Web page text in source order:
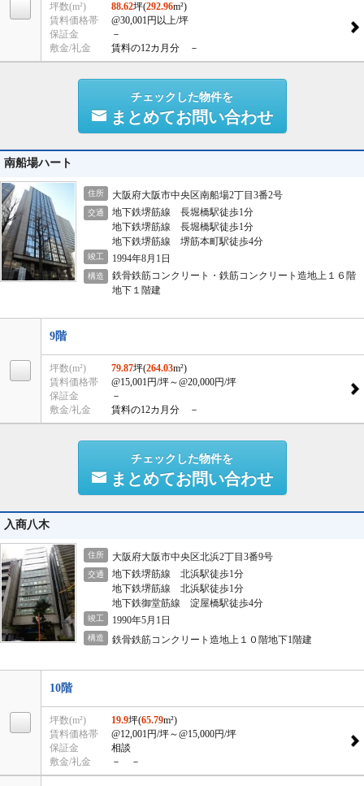
坪数(m²) 88.62坪(292.96m²)
賃料価格帯
@30,001円以上/坪
保証金
－
敷金/礼金
賃料の12カ月分 －
チェックした物件を
まとめてお問い合わせ
南船場ハート
住所 大阪府大阪市中央区南船場2丁目3番2号
交通
地下鉄堺筋線 長堀橋駅徒歩1分
地下鉄堺筋線 長堀橋駅徒歩1分
地下鉄堺筋線 堺筋本町駅徒歩4分
竣工 1994年8月1日
構造
鉄骨鉄筋コンクリート・鉄筋コンクリート造地上１６階
地下１階建
9階
坪数(m²) 79.87坪(264.03m²)
賃料価格帯
@15,001円/坪～@20,000円/坪
保証金
－
敷金/礼金
賃料の12カ月分 －
チェックした物件を
まとめてお問い合わせ
入商八木
住所 大阪府大阪市中央区北浜2丁目3番9号
交通
地下鉄堺筋線 北浜駅徒歩1分
地下鉄堺筋線 北浜駅徒歩1分
地下鉄御堂筋線 淀屋橋駅徒歩4分
竣工 1990年5月1日
構造 鉄骨鉄筋コンクリート造地上１０階地下1階建
10階
坪数(m²) 19.9坪(65.79m²)
賃料価格帯
@12,001円/坪～@15,000円/坪
保証金
相談
敷金/礼金
－ －